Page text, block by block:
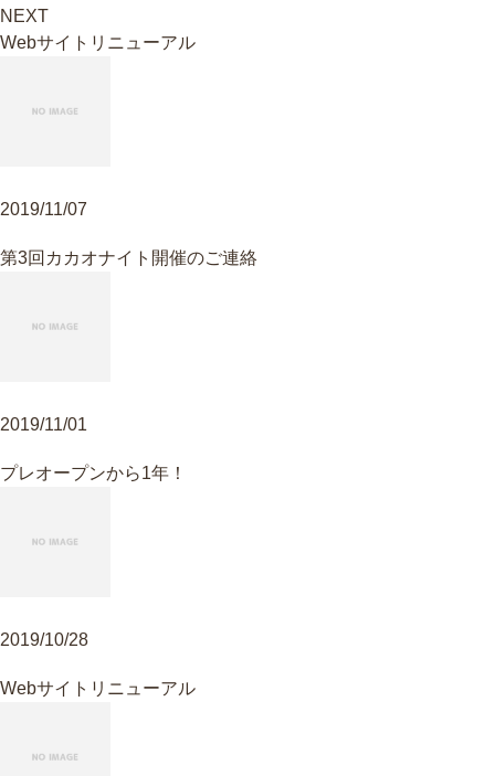
NEXT
Webサイトリニューアル
2019/11/07
第3回カカオナイト開催のご連絡
2019/11/01
プレオープンから1年！
2019/10/28
Webサイトリニューアル